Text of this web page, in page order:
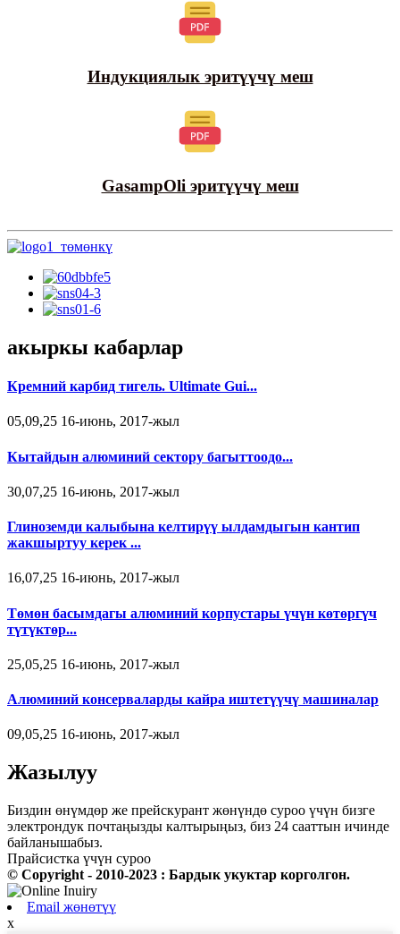
Индукциялык эритүүчү меш
GasampOli эритүүчү меш
акыркы кабарлар
Кремний карбид тигель. Ultimate Gui...
05,09,25 16-июнь, 2017-жыл
Кытайдын алюминий сектору багыттоодо...
30,07,25 16-июнь, 2017-жыл
Глиноземди калыбына келтирүү ылдамдыгын кантип
жакшыртуу керек ...
16,07,25 16-июнь, 2017-жыл
Төмөн басымдагы алюминий корпустары үчүн көтөргүч
түтүктөр...
25,05,25 16-июнь, 2017-жыл
Алюминий консерваларды кайра иштетүүчү машиналар
09,05,25 16-июнь, 2017-жыл
Жазылуу
Биздин өнүмдөр же прейскурант жөнүндө суроо үчүн бизге
электрондук почтаңызды калтырыңыз, биз 24 сааттын ичинде
байланышабыз.
Прайсистка үчүн суроо
© Copyright - 2010-2023 : Бардык укуктар корголгон.
Email жөнөтүү
x